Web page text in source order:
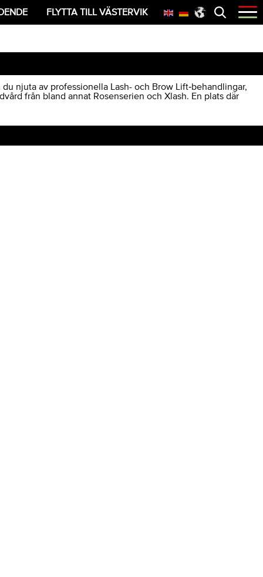
Öppna
menyn
FLYTTA TILL VÄSTERVIK
njuta av professionella Lash- och Brow Lift‑behandlingar,
från bland annat Rosenserien och Xlash. En plats där